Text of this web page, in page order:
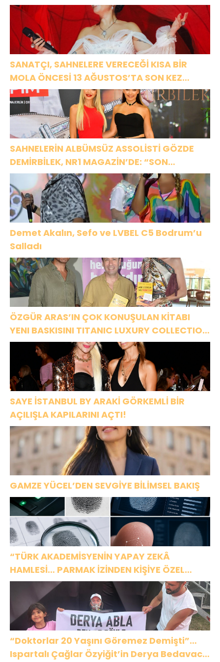
SANATÇI, SAHNELERE VERECEĞİ KISA BİR
MOLA ÖNCESİ 13 AĞUSTOS’TA SON KEZ
HARBİYE’DE OLACAK!
SAHNELERİN ALBÜMSÜZ ASSOLİSTİ GÖZDE
DEMİRBİLEK, NR1 MAGAZİN’DE: “SON
ASSOLİST OLARAK VAR OLACAĞIM!”
Demet Akalın, Sefo ve LVBEL C5 Bodrum’u
Salladı
ÖZGÜR ARAS’IN ÇOK KONUŞULAN KİTABI
YENI BASKISINI TITANIC LUXURY COLLECTION
BODRUM’DA KUTLADI
SAYE İSTANBUL BY ARAKİ GÖRKEMLİ BİR
AÇILIŞLA KAPILARINI AÇTI!
GAMZE YÜCEL’DEN SEVGİYE BİLİMSEL BAKIŞ
“TÜRK AKADEMİSYENİN YAPAY ZEKÂ
HAMLESİ… PARMAK İZİNDEN KİŞİYE ÖZEL
ANALİZ”
“Doktorlar 20 Yaşını Göremez Demişti”…
Ispartalı Çağlar Özyiğit’in Derya Bedavacı